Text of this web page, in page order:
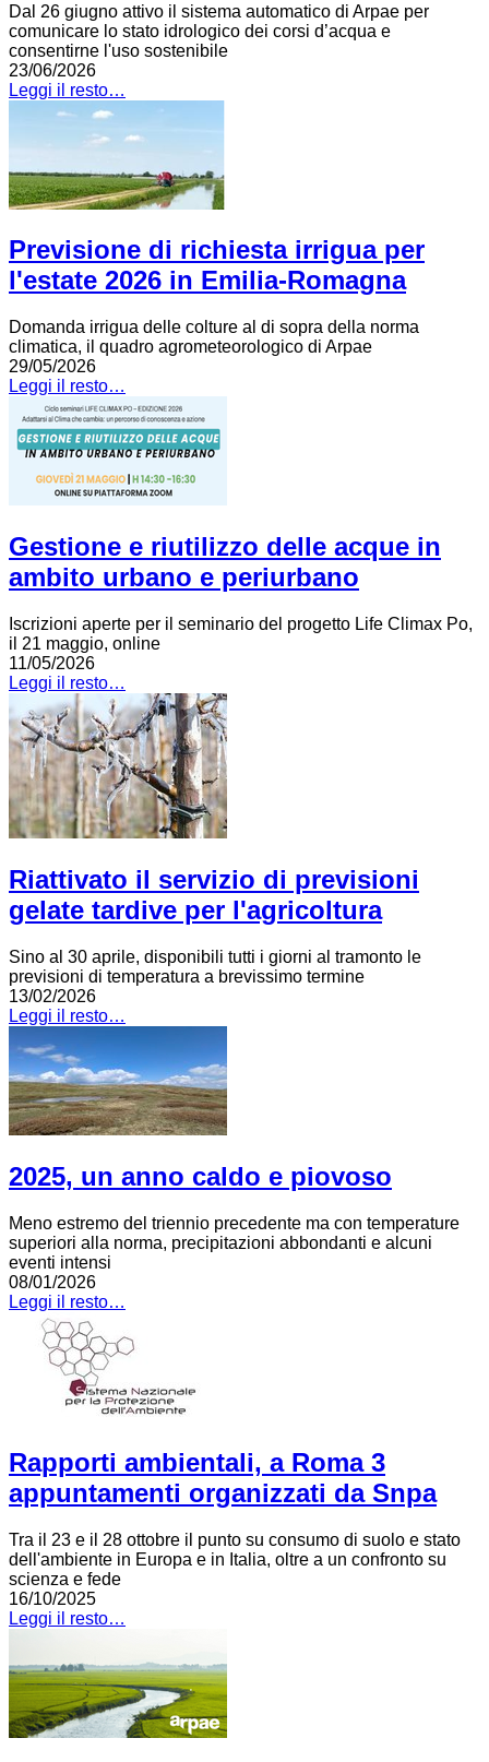
Dal 26 giugno attivo il sistema automatico di Arpae per
comunicare lo stato idrologico dei corsi d’acqua e
consentirne l'uso sostenibile
23/06/2026
Leggi il resto…
Previsione di richiesta irrigua per
l'estate 2026 in Emilia-Romagna
Domanda irrigua delle colture al di sopra della norma
climatica, il quadro agrometeorologico di Arpae
29/05/2026
Leggi il resto…
Gestione e riutilizzo delle acque in
ambito urbano e periurbano
Iscrizioni aperte per il seminario del progetto Life Climax Po,
il 21 maggio, online
11/05/2026
Leggi il resto…
Riattivato il servizio di previsioni
gelate tardive per l'agricoltura
Sino al 30 aprile, disponibili tutti i giorni al tramonto le
previsioni di temperatura a brevissimo termine
13/02/2026
Leggi il resto…
2025, un anno caldo e piovoso
Meno estremo del triennio precedente ma con temperature
superiori alla norma, precipitazioni abbondanti e alcuni
eventi intensi
08/01/2026
Leggi il resto…
Rapporti ambientali, a Roma 3
appuntamenti organizzati da Snpa
Tra il 23 e il 28 ottobre il punto su consumo di suolo e stato
dell'ambiente in Europa e in Italia, oltre a un confronto su
scienza e fede
16/10/2025
Leggi il resto…